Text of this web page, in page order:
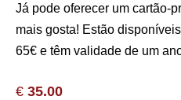
Já pode oferecer um cartão-
mais gosta! Estão
65€ e têm validade de um
€ 35.00